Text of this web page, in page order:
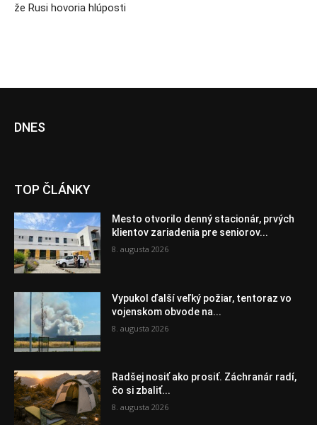
že Rusi hovoria hlúposti
DNES
TOP ČLÁNKY
Mesto otvorilo denný stacionár, prvých
klientov zariadenia pre seniorov...
8. augusta 2026
Vypukol ďalší veľký požiar, tentoraz vo
vojenskom obvode na...
8. augusta 2026
Radšej nosiť ako prosiť. Záchranár radí,
čo si zbaliť...
8. augusta 2026